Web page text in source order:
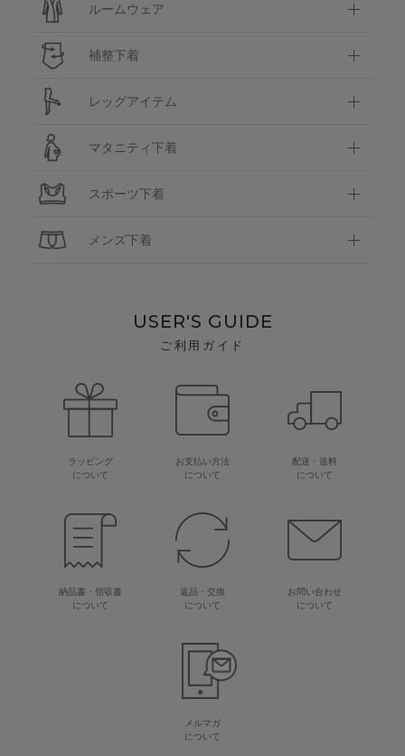
ルームウェア
補整下着
レッグアイテム
マタニティ下着
スポーツ下着
メンズ下着
USER'S GUIDE
ご利用ガイド
ラッピング
について
お支払い方法
について
配送・送料
について
納品書・領収書
について
返品・交換
について
お問い合わせ
について
メルマガ
について